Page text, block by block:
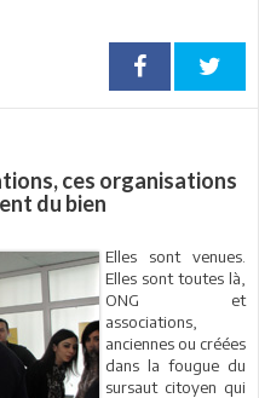
ces organisations
du bien
Elles sont venues.
Elles sont toutes là,
ONG et
associations,
anciennes ou créées
dans la fougue du
sursaut citoyen qui